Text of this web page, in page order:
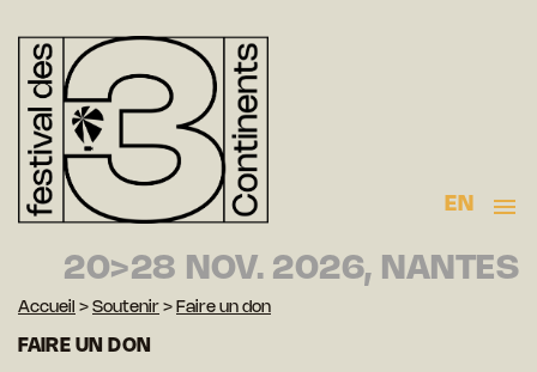
EN
20>28 NOV. 2026, NANTES
Accueil > Soutenir > Faire un don
FAIRE UN DON